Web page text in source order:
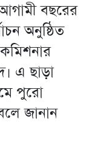
বছরের
অনুষ্ঠিত
এ ছাড়া
পুরো
জানান